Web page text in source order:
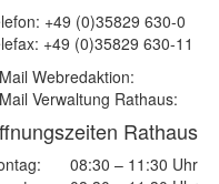
+49 (0)35829 630-0
+49 (0)35829 630-11
Webredaktion:
Verwaltung Rathaus:
Rathaus
08:30 – 11:30 Uhr